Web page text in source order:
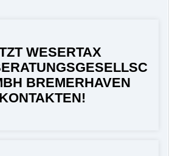
WESERTAX
BREMERHAVEN
KONTAKTEN!